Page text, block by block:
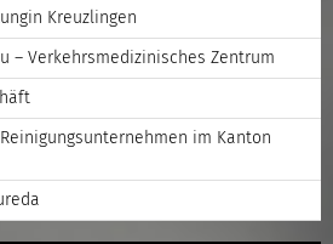
Kreuzlingen
– Verkehrsmedizinisches Zentrum
Reinigungsunternehmen im Kanton